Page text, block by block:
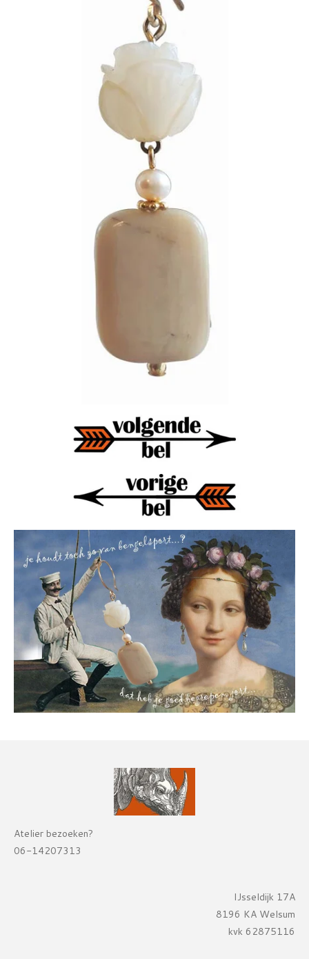
Atelier bezoeken?
06-14207313
IJsseldijk 17A
8196 KA Welsum
kvk 62875116